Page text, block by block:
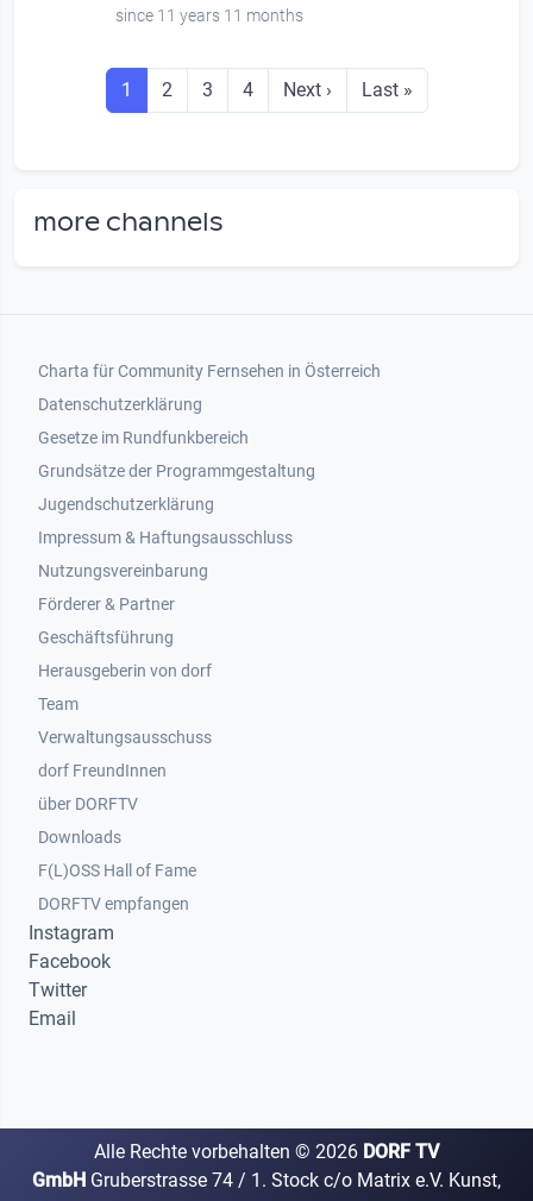
since 11 years 11 months
Seitennummerierung
Seite
1 Seite
2 Seite
3 Seite
4 Next page
Next › Last page
Last »
more channels
Footer 1
Charta für Community Fernsehen in Österreich
Datenschutzerklärung
Gesetze im Rundfunkbereich
Grundsätze der Programmgestaltung
Jugendschutzerklärung
Impressum & Haftungsausschluss
Nutzungsvereinbarung
Footer 2
Förderer & Partner
Geschäftsführung
Herausgeberin von dorf
Team
Verwaltungsausschuss
dorf FreundInnen
Footer 3
über DORFTV
Downloads
F(L)OSS Hall of Fame
Footer 4
DORFTV empfangen
Instagram
Facebook
Twitter
Email
Alle Rechte vorbehalten © 2026 DORF TV
GmbH Gruberstrasse 74 / 1. Stock c/o Matrix e.V. Kunst,